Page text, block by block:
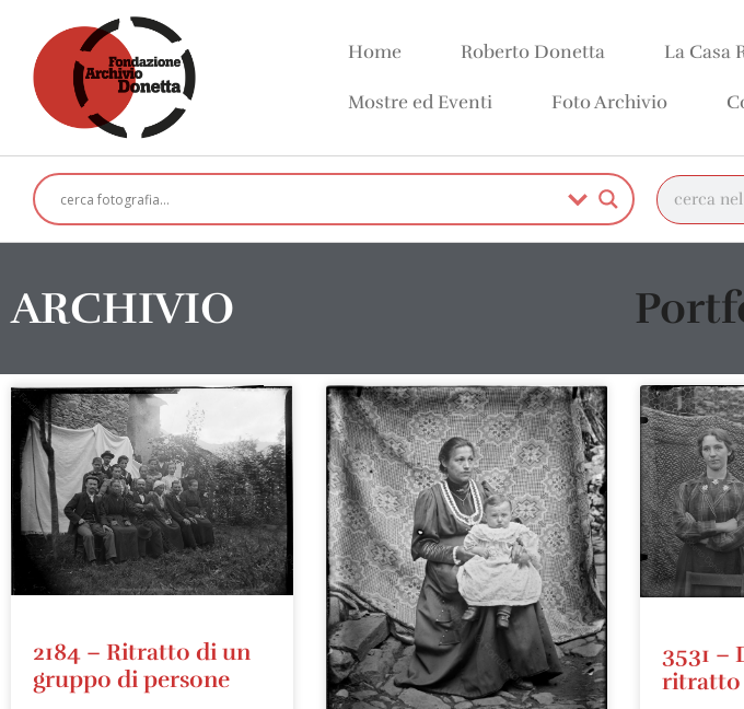
Home Roberto Donetta La Casa
Mostre ed Eventi Foto Archivio
ARCHIVIO
2184 – Ritratto di un
gruppo di persone
3531 –
ritratto